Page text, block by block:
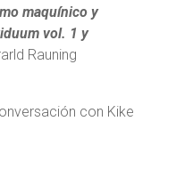
maquínico y
vol. 1 y
Rauning
con Kike